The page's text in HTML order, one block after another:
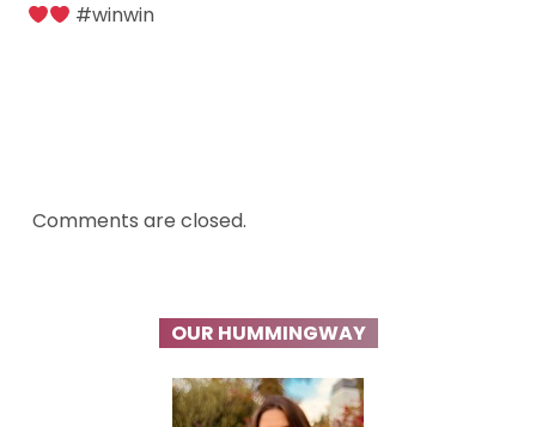
#winwin
Comments are closed.
OUR HUMMINGWAY